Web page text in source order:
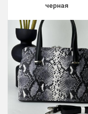
черная